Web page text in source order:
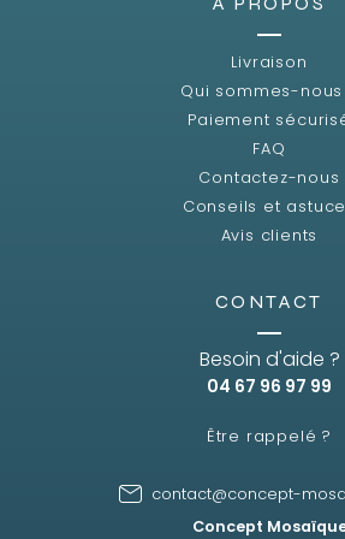
Livraison
Qui sommes-nous
Paiement
FAQ
Contactez-nous
Conseils et
Avis clients
CONTACT
Besoin d'aide ?
04 67 96 97 99
Être rappelé ?
contact@concept-
Concept